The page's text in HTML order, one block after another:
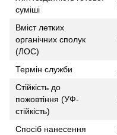
суміші
Вміст летких
органічних сполук
(ЛОС)
Термін служби
Стійкість до
пожовтіння (УФ-
стійкість)
Спосіб нанесення